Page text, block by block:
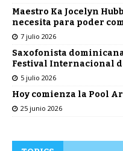
Maestro Ka Jocelyn
necesita para poder
7 julio 2026
Saxofonista
Festival Internacional
5 julio 2026
Hoy comienza la Pool
25 junio 2026